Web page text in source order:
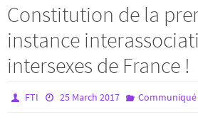
Constitution de la
instance
intersexes de France !
FTI 25 March 2017 Communiqué